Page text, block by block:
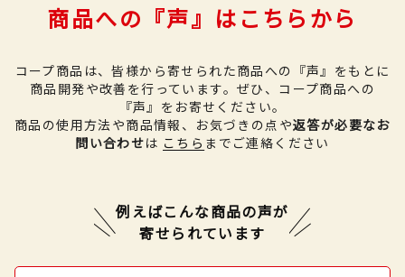
商品への『声』はこちらから
コープ商品は、皆様から寄せられた商品への『声』をもとに
商品開発や改善を行っています。 ぜひ、コープ商品への
『声』をお寄せください。
商品の使用方法や商品情報、お気づきの点や返答が必要なお
問い合わせは こちら までご連絡ください
例えばこんな商品の声が
寄せられています